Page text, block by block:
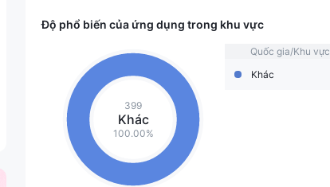
Độ phổ biến của ứng dụng trong khu vực
399
Khác
100.00%
Quốc gia/Khu vực
Khác